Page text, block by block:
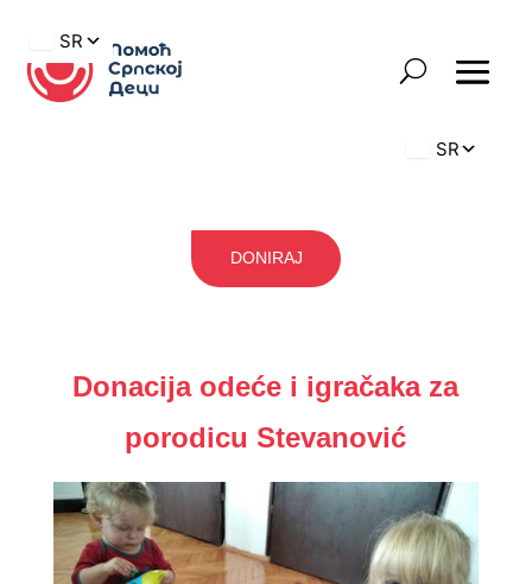
DONIRAJ
Donacija odeće i igračaka za
porodicu Stevanović